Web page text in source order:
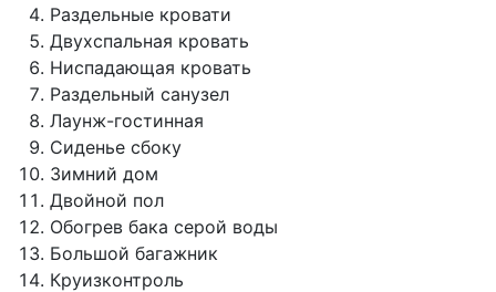
Раздельные кровати
Двухспальная кровать
Ниспадающая кровать
Раздельный санузел
Лаунж-гостинная
Сиденье сбоку
Зимний дом
Двойной пол
Обогрев бака серой воды
Большой багажник
Круизконтроль